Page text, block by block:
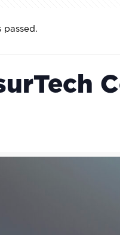
passed.